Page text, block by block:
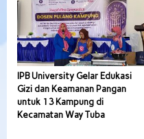
IPB University Gelar Edukasi
Gizi dan Keamanan Pangan
untuk 13 Kampung di
Kecamatan Way Tuba